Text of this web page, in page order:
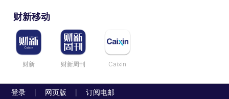
财新移动
财新 财新周刊 Caixin
登录 网页版 订阅电邮